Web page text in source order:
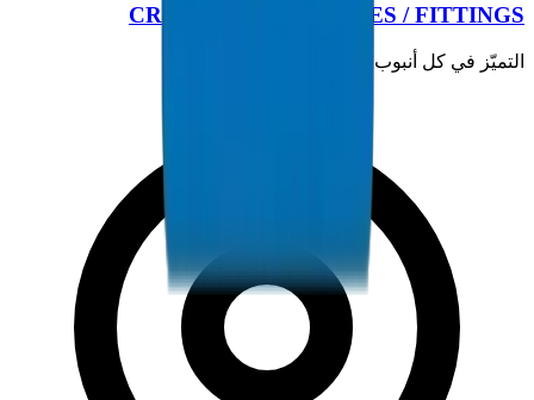
CROWN PLASTIC PIPES / FITTINGS
التميّز في كل أنبوب